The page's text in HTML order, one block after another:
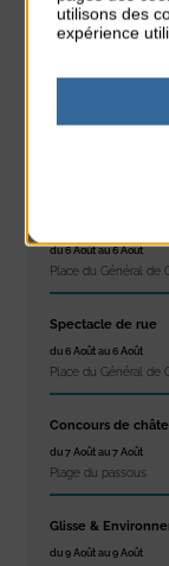
Stretching
Les ateliers d’Isa
du 6 Août au 6 Août
Place du Général de
Spectacle de rue
du 6 Août au 6 Août
Place du Général de
Concours de
du 7 Août au 7 Août
Plage du passous
Glisse &
du 9 Août au 9 Août
utilisons des
expérience